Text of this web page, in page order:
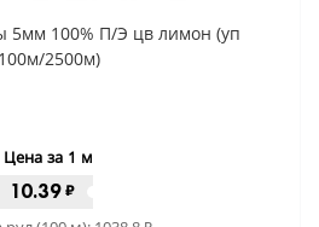
5мм 100% П/Э цв лимон (уп
100м/2500м)
Цена за 1 м
10.39₽